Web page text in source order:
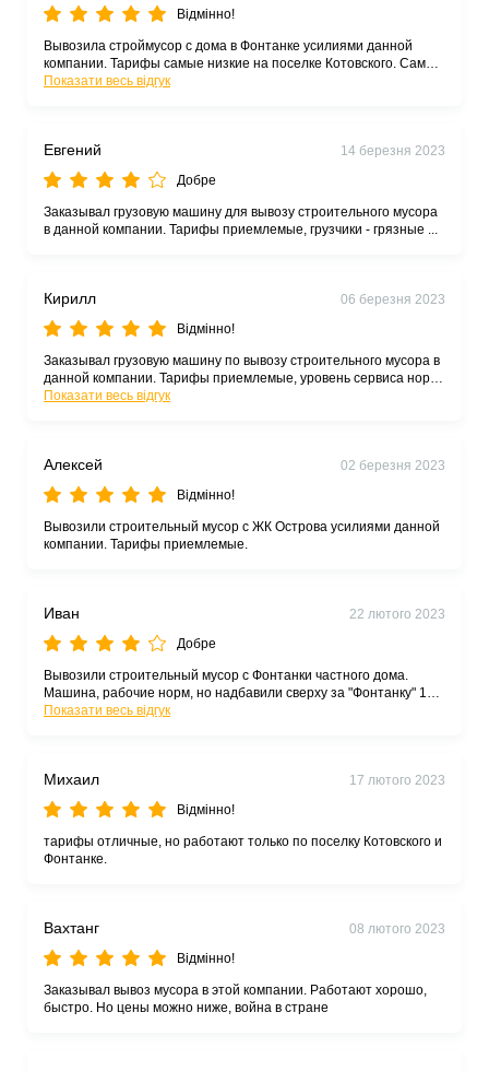
Відмінно!
Вывозила строймусор с дома в Фонтанке усилиями данной
компании. Тарифы самые низкие на поселке Котовского. Самое
главное, что вывозят на свалку - показали пропуск на полигон.
Показати весь відгук
Евгений
14 березня 2023
Добре
Заказывал грузовую машину для вывозу строительного мусора
в данной компании. Тарифы приемлемые, грузчики - грязные ...
Кирилл
06 березня 2023
Відмінно!
Заказывал грузовую машину по вывозу строительного мусора в
данной компании. Тарифы приемлемые, уровень сервиса норм.
Рекомендую.
Показати весь відгук
Алексей
02 березня 2023
Відмінно!
Вывозили строительный мусор с ЖК Острова усилиями данной
компании. Тарифы приемлемые.
Иван
22 лютого 2023
Добре
Вывозили строительный мусор с Фонтанки частного дома.
Машина, рабочие норм, но надбавили сверху за "Фонтанку" 100
грн
Показати весь відгук
Михаил
17 лютого 2023
Відмінно!
тарифы отличные, но работают только по поселку Котовского и
Фонтанке.
Вахтанг
08 лютого 2023
Відмінно!
Заказывал вывоз мусора в этой компании. Работают хорошо,
быстро. Но цены можно ниже, война в стране